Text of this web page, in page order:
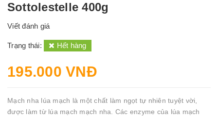
Sottolestelle 400g
Viết đánh giá
Trạng thái: Hết hàng
195.000 VNĐ
Mạch nha lúa mạch là một chất làm ngọt tự nhiên tuyệt vời,
được làm từ lúa mạch mạch nha. Các enzyme của lúa mạch